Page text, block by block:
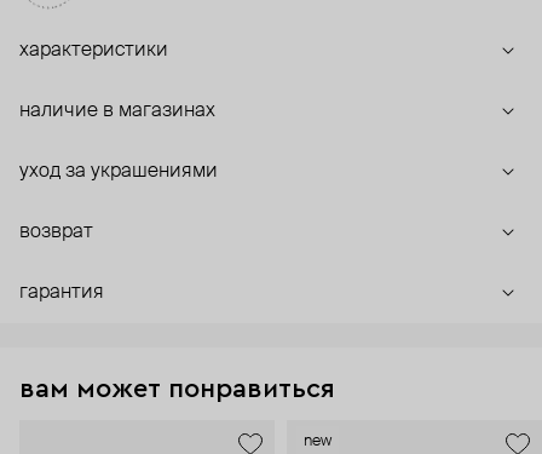
характеристики
наличие в магазинах
уход за украшениями
возврат
гарантия
вам может понравиться
new